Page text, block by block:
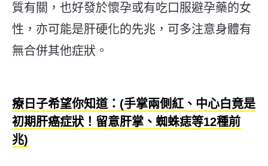
質有關，也好發於懷孕或有吃口服避孕藥的女
性，亦可能是肝硬化的先兆，可多注意身體有
無合併其他症狀。
療日子希望你知道：(手掌兩側紅、中心白竟是
初期肝癌症狀！留意肝掌、蜘蛛痣等12種前
兆)